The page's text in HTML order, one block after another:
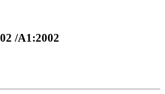
/A1:2002